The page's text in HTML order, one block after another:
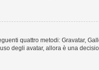
quattro metodi: Gravatar,
degli avatar, allora è una